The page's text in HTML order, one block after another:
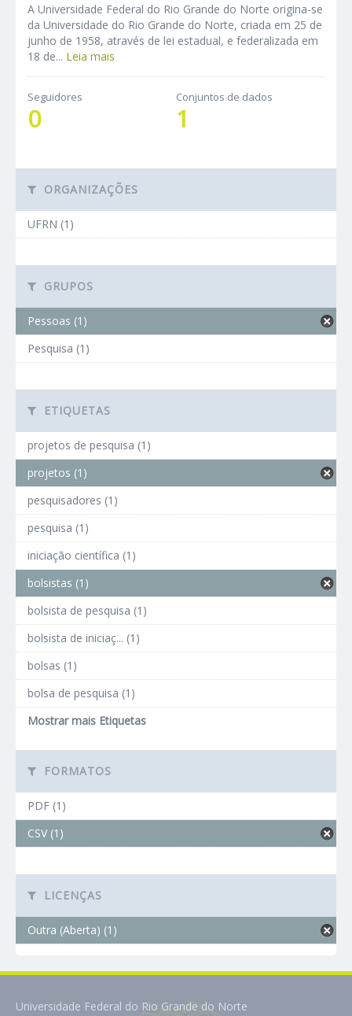
A Universidade Federal do Rio Grande do Norte origina-se
da Universidade do Rio Grande do Norte, criada em 25 de
junho de 1958, através de lei estadual, e federalizada em
18 de... Leia mais
Seguidores
0
Conjuntos de dados
1
ORGANIZAÇÕES
UFRN (1)
GRUPOS
Pessoas (1)
Pesquisa (1)
ETIQUETAS
projetos de pesquisa (1)
projetos (1)
pesquisadores (1)
pesquisa (1)
iniciação científica (1)
bolsistas (1)
bolsista de pesquisa (1)
bolsista de iniciaç... (1)
bolsas (1)
bolsa de pesquisa (1)
Mostrar mais Etiquetas
FORMATOS
PDF (1)
CSV (1)
LICENÇAS
Outra (Aberta) (1)
Universidade Federal do Rio Grande do Norte